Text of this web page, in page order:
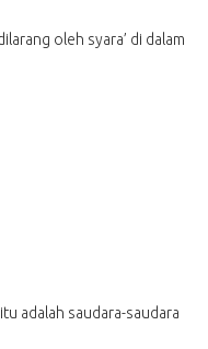
oleh syara’ di dalam
adalah saudara-saudara